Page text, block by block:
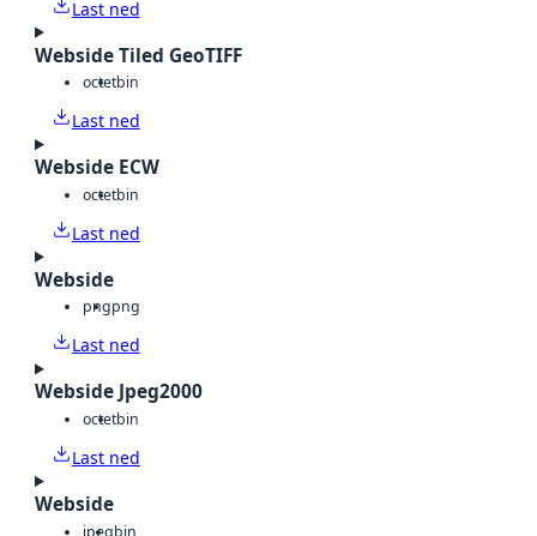
Last ned
Webside Tiled GeoTIFF
octetbin
Last ned
Webside ECW
octetbin
Last ned
Webside
pngpng
Last ned
Webside Jpeg2000
octetbin
Last ned
Webside
jpegbin